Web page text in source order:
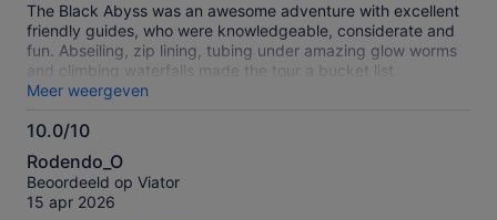
The Black Abyss was an awesome adventure with excellent
friendly guides, who were knowledgeable, considerate and
fun. Abseiling, zip lining, tubing under amazing glow worms
and climbing waterfalls made the tour a bucket list
experience. The whole process was well run and very
professional, we felt well cared for and very safe.
Meer weergeven
10.0/10
10.0
van
10
Rodendo_O
Beoordeeld op Viator
15 apr 2026